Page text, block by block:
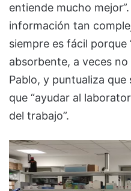
entiende mucho
información tan
siempre es fácil porque
absorbente, a veces no
Pablo, y puntualiza
que “ayudar al
del trabajo”.